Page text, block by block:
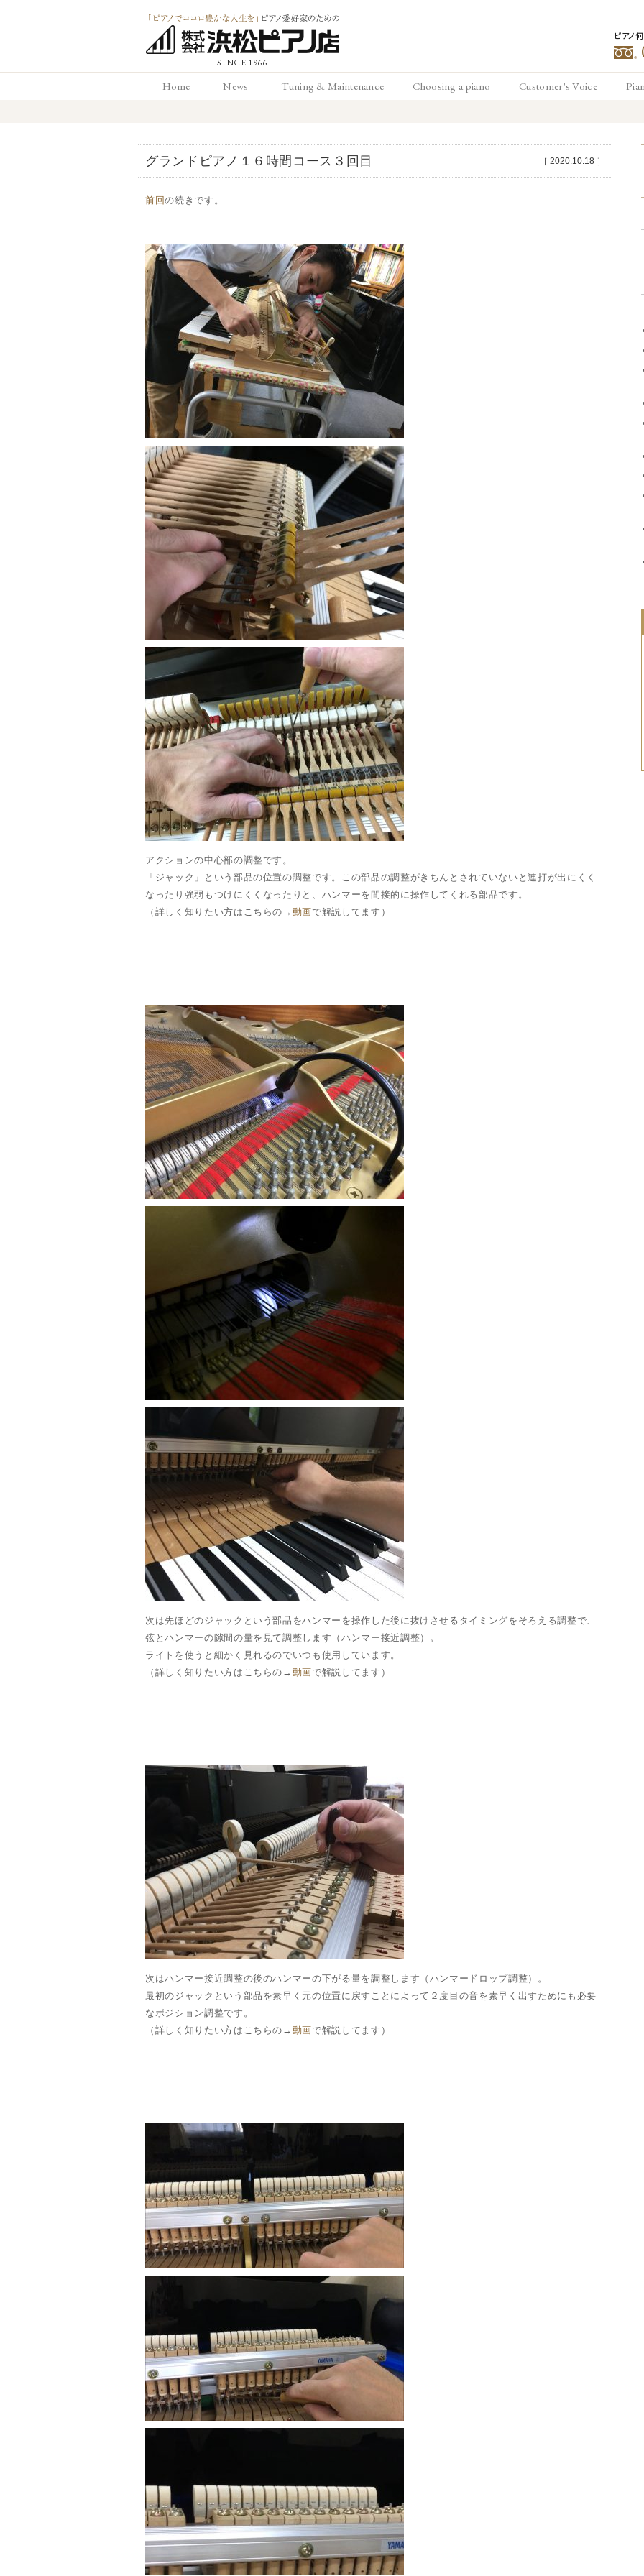
「ピアノでココロ豊
愛好家のための 浜松
ピアノ店
ピアノ
Home News Tuning & Maintenance Choosing a piano Customer's Voice
［ 2020.10.18 ］
グランドピアノ１６時間コース３回目
前回の続きです。
アクションの中心部の調整です。
「ジャック」という部品の位置の調整です。この部品の調整がきちんとされていないと連打が出にくく
なったり強弱もつけにくくなったりと、ハンマーを間接的に操作してくれる部品です。
（詳しく知りたい方はこちらの→ 動画で解説してます）
次は先ほどのジャックという部品をハンマーを操作した後に抜けさせるタイミングをそろえる調整で、
弦とハンマーの隙間の量を見て調整します（ハンマー接近調整）。
ライトを使うと細かく見れるのでいつも使用しています。
（詳しく知りたい方はこちらの→ 動画で解説してます）
次はハンマー接近調整の後のハンマーの下がる量を調整します（ハンマードロップ調整）。
最初のジャックという部品を素早く元の位置に戻すことによって２度目の音を素早く出すためにも必要
なポジション調整です。
（詳しく知りたい方はこちらの→ 動画で解説してます）